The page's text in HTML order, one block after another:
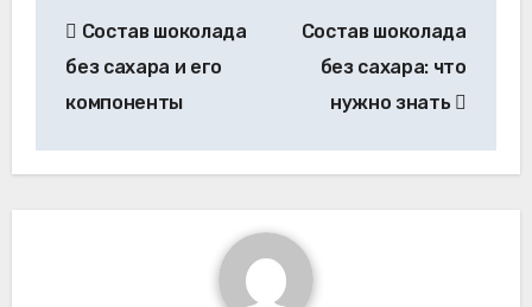
по
записям
Состав шоколада
без сахара и его
компоненты
Состав шоколада
без сахара: что
нужно знать